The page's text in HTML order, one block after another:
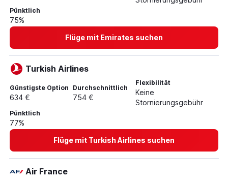
Flüge von Frankfurt am Main nach Dong Hoi
Flüge von Frankfurt am Main nach Dalat
Flüge von München nach Hải Phòng
Flüge von München nach Nha Trang
Flüge von Nürnberg nach Đà Nẵng
Flüge von Düsseldorf nach Huế
Pünktlich
75%
Flüge mit Emirates suchen
Turkish Airlines
Günstigste Option
634 €
Durchschnittlich
754 €
Flexibilität
Keine
Stornierungsgebühr
Pünktlich
77%
Flüge mit Turkish Airlines suchen
Air France